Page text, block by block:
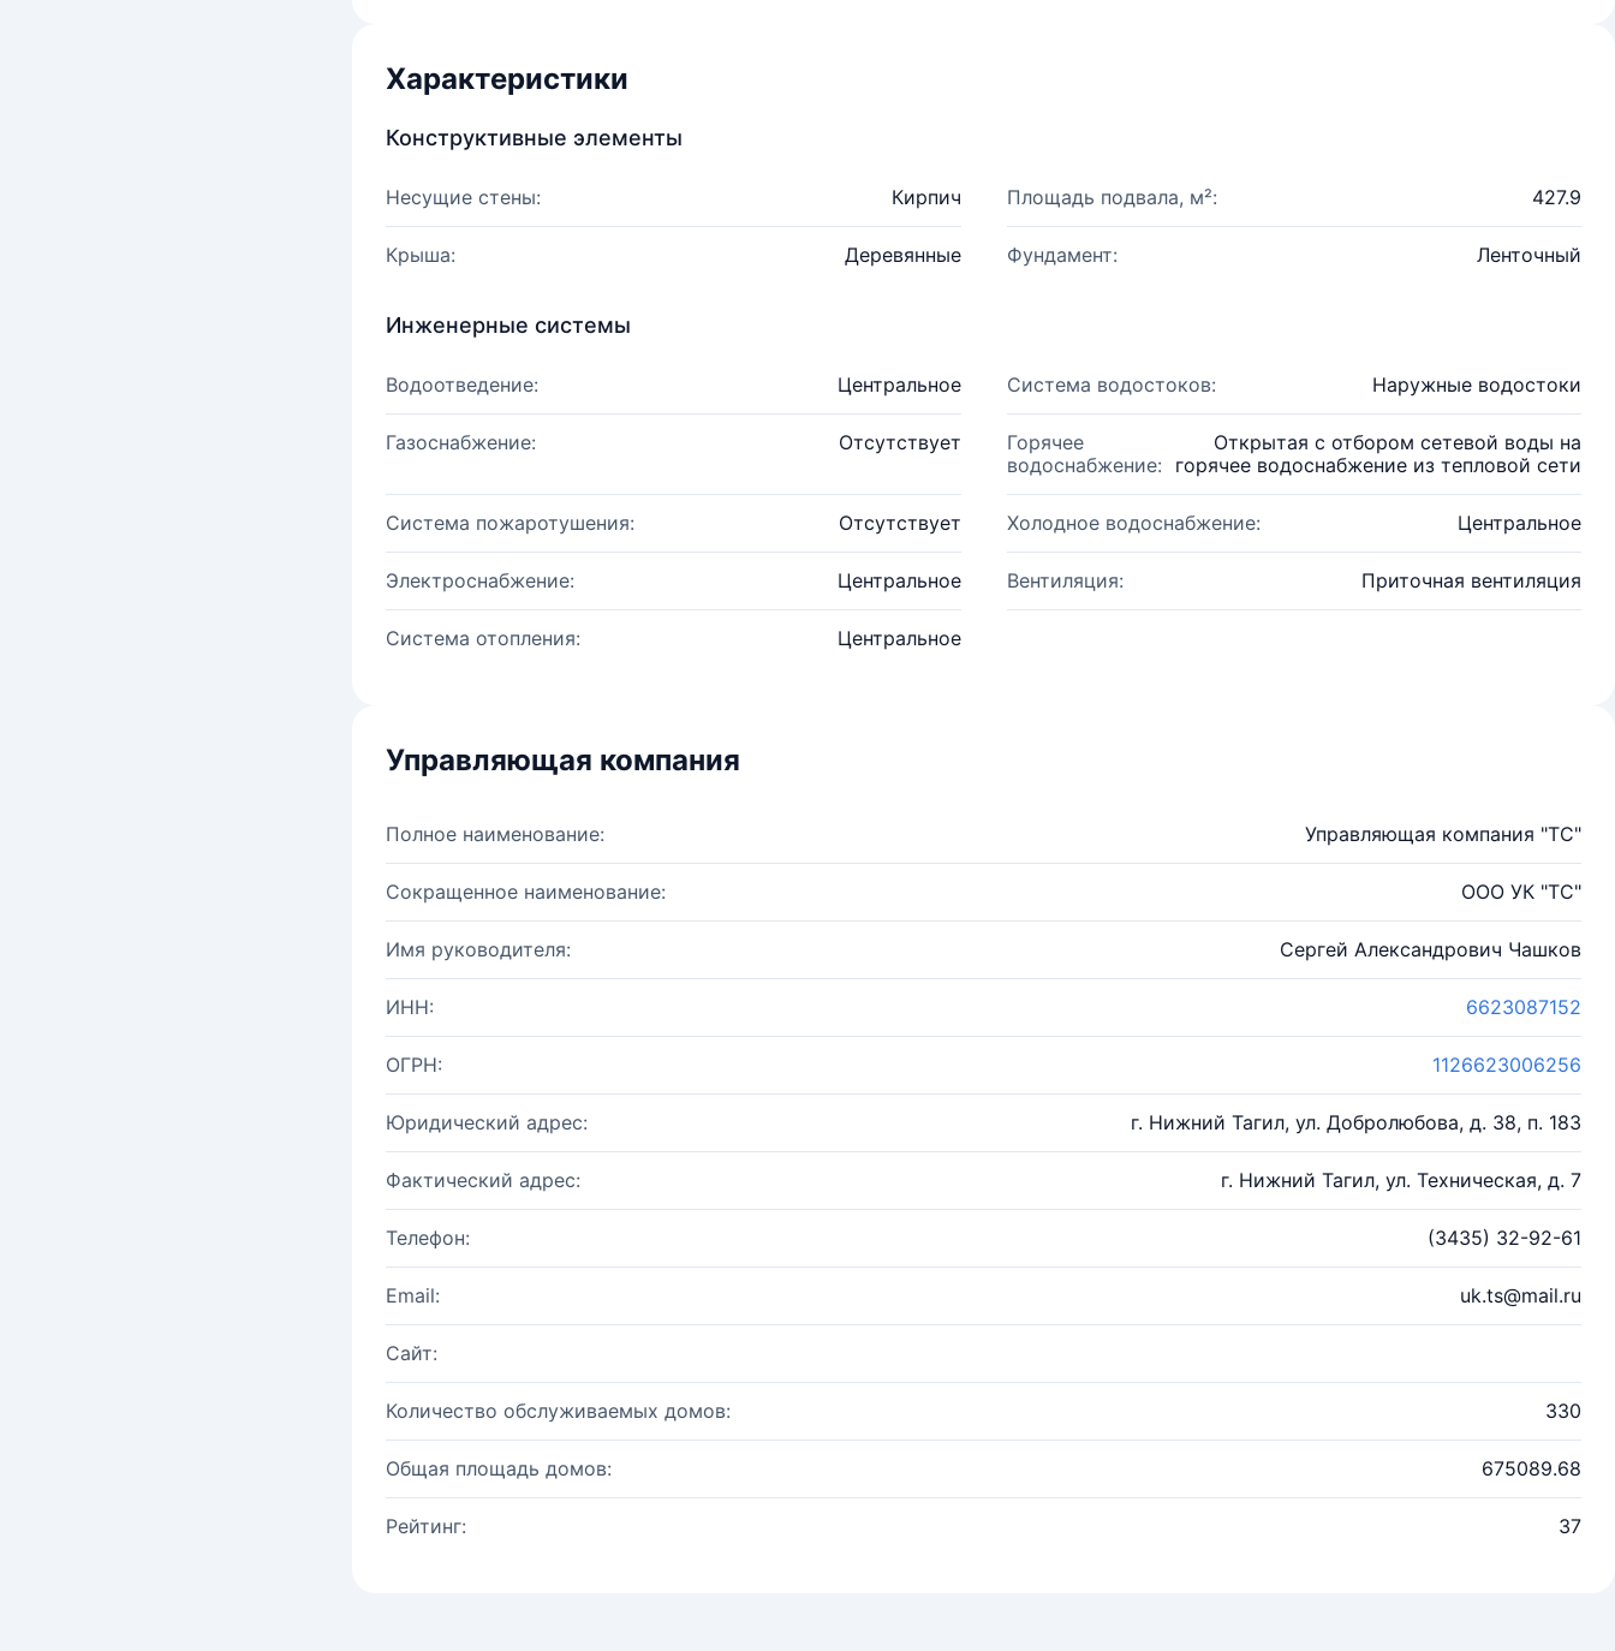
Характеристики
Конструктивные элементы
Несущие стены: Кирпич Площадь подвала, м²: 427.9
Крыша: Деревянные Фундамент: Ленточный
Инженерные системы
Водоотведение: Центральное Система водостоков: Наружные водостоки
Газоснабжение: Отсутствует
Горячее
водоснабжение:
Открытая с отбором сетевой воды на
горячее водоснабжение из тепловой сети
Система пожаротушения: Отсутствует Холодное водоснабжение: Центральное
Электроснабжение: Центральное Вентиляция: Приточная вентиляция
Система отопления: Центральное
Управляющая компания
Полное наименование: Управляющая компания "ТС"
Сокращенное наименование: ООО УК "ТС"
Имя руководителя: Сергей Александрович Чашков
ИНН: 6623087152
ОГРН: 1126623006256
Юридический адрес: г. Нижний Тагил, ул. Добролюбова, д. 38, п. 183
Фактический адрес: г. Нижний Тагил, ул. Техническая, д. 7
Телефон: (3435) 32-92-61
Email: uk.ts@mail.ru
Сайт:
Количество обслуживаемых домов: 330
Общая площадь домов: 675089.68
Рейтинг: 37